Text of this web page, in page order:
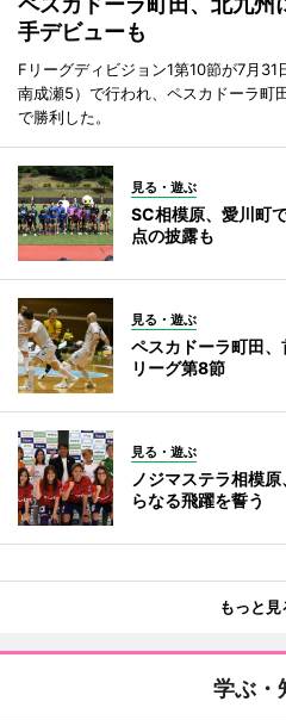
手デビューも
Fリーグディビジョン1第10節が7月
南成瀬5）で行われ、ペスカドーラ町
で勝利した。
見る・遊ぶ
SC相模原、愛川町
点の披露も
見る・遊ぶ
ペスカドーラ町田
リーグ第8節
見る・遊ぶ
ノジマステラ相模
らなる飛躍を誓う
もっと見
学ぶ・